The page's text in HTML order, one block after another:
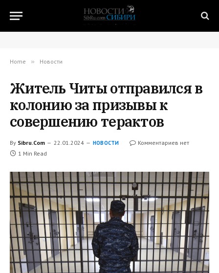
Home » Новости
Житель Читы отправился в
колонию за призывы к
совершению терактов
By Sibru.Com 22.01.2024 НОВОСТИ
Комментариев нет
1 Min Read